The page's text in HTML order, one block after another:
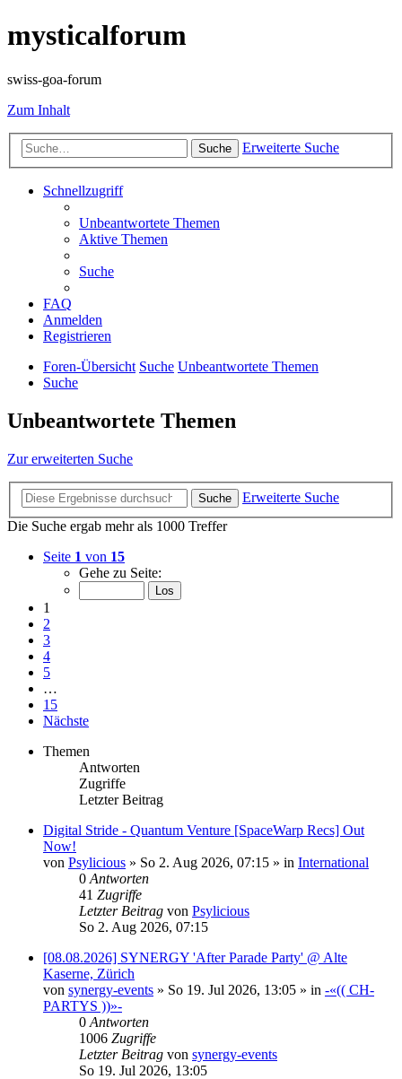
mysticalforum
swiss-goa-forum
Zum Inhalt
Suche Erweiterte Suche
Schnellzugriff
Unbeantwortete Themen
Aktive Themen
Suche
FAQ
Anmelden
Registrieren
Foren-Übersicht Suche Unbeantwortete Themen
Suche
Unbeantwortete Themen
Zur erweiterten Suche
Suche
Erweiterte Suche
Die Suche ergab mehr als 1000 Treffer
Seite 1 von 15
Gehe zu Seite:
1
2
3
4
5
…
15
Nächste
Themen
Antworten
Zugriffe
Letzter Beitrag
Digital Stride - Quantum Venture [SpaceWarp Recs] Out
Now!
von Psylicious » So 2. Aug 2026, 07:15 » in International
0 Antworten
41 Zugriffe
Letzter Beitrag von Psylicious
So 2. Aug 2026, 07:15
[08.08.2026] SYNERGY 'After Parade Party' @ Alte
Kaserne, Zürich
von synergy-events » So 19. Jul 2026, 13:05 » in -«(( CH-
PARTYS ))»-
0 Antworten
1006 Zugriffe
Letzter Beitrag von synergy-events
So 19. Jul 2026, 13:05